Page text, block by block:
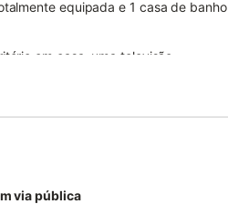
equipada e 1 casa de banho
em casa, uma televisão
jardim que os hóspedes podem
via pública